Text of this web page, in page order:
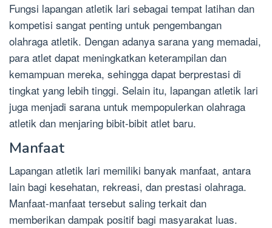
Fungsi lapangan atletik lari sebagai tempat latihan dan
kompetisi sangat penting untuk pengembangan
olahraga atletik. Dengan adanya sarana yang memadai,
para atlet dapat meningkatkan keterampilan dan
kemampuan mereka, sehingga dapat berprestasi di
tingkat yang lebih tinggi. Selain itu, lapangan atletik lari
juga menjadi sarana untuk mempopulerkan olahraga
atletik dan menjaring bibit-bibit atlet baru.
Manfaat
Lapangan atletik lari memiliki banyak manfaat, antara
lain bagi kesehatan, rekreasi, dan prestasi olahraga.
Manfaat-manfaat tersebut saling terkait dan
memberikan dampak positif bagi masyarakat luas.